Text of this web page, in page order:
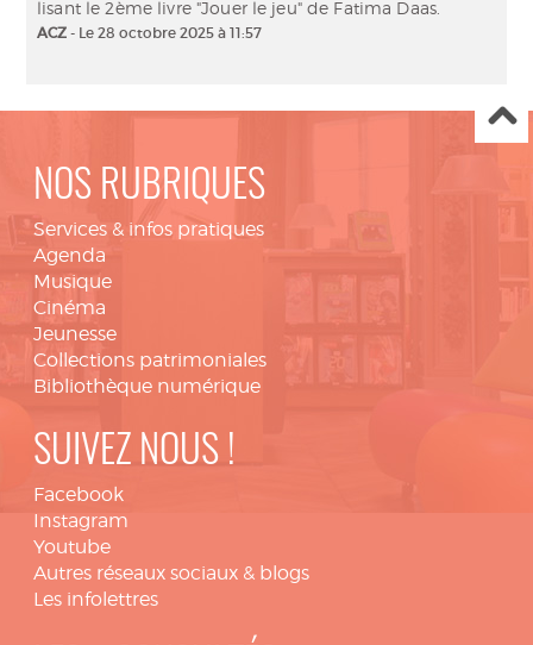
ACZ - Le 28 octobre 2025 à 11:57
NOS RUBRIQUES
Services & infos pratiques
Agenda
Musique
Cinéma
Jeunesse
Collections patrimoniales
Bibliothèque numérique
SUIVEZ NOUS !
Facebook
Instagram
Youtube
Autres réseaux sociaux & blogs
Les infolettres